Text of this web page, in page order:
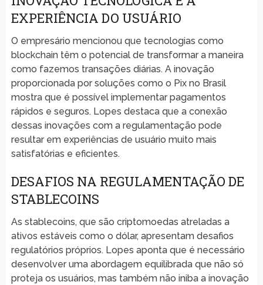
EXPERIÊNCIA DO USUÁRIO
O empresário mencionou que tecnologias como
blockchain têm o potencial de transformar a maneira
como fazemos transações diárias. A inovação
proporcionada por soluções como o Pix no Brasil
mostra que é possível implementar pagamentos
rápidos e seguros. Lopes destaca que a conexão
dessas inovações com a regulamentação pode
resultar em experiências de usuário muito mais
satisfatórias e eficientes.
DESAFIOS NA REGULAMENTAÇÃO DE
STABLECOINS
As stablecoins, que são criptomoedas atreladas a
ativos estáveis como o dólar, apresentam desafios
regulatórios próprios. Lopes aponta que é necessário
desenvolver uma abordagem equilibrada que não só
proteja os usuários, mas também não iniba a inovação